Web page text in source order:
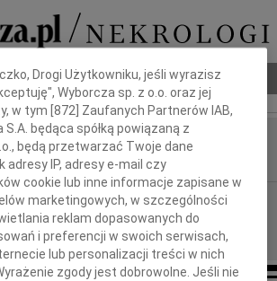
Poradnik pogrzebowy
Jerzy Białobrzeski
Olsztyn
15.05.2026
Drogi Użytkowniku, jeśli wyrazisz
Wyborcza sp. z o.o. oraz jej
w tym [872 ] Zaufanych Partnerów IAB,
S.A. będąca spółką powiązaną z
będą przetwarzać Twoje dane
adresy IP, adresy e-mail czy
cookie lub inne informacje zapisane w
marketingowych, w szczególności
reklam dopasowanych do
i preferencji w swoich serwisach,
lub personalizacji treści w nich
zgody jest dobrowolne. Jeśli nie